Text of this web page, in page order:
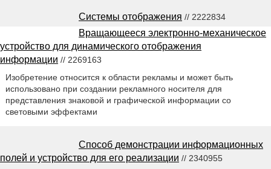
Системы отображения // 2222834
Вращающееся электронно-механическое
устройство для динамического отображения
информации // 2269163
Изобретение относится к области рекламы и может быть
использовано при создании рекламного носителя для
представления знаковой и графической информации со
световыми эффектами
Способ демонстрации информационных
полей и устройство для его реализации // 2340955